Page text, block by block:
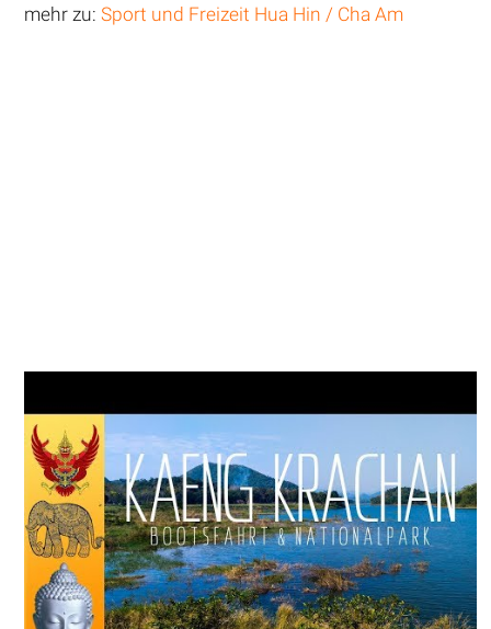
mehr zu:Sport und Freizeit Hua Hin / Cha Am